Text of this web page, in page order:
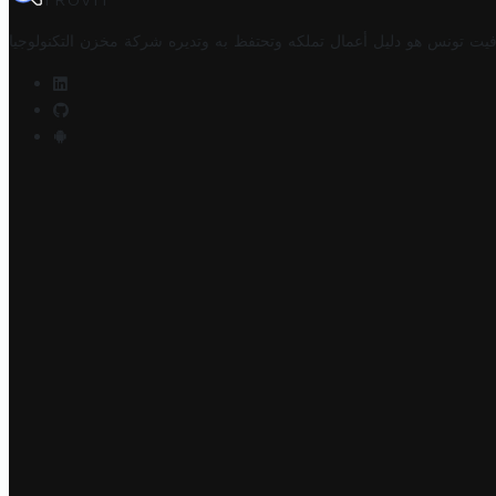
تونس هو دليل أعمال تملكه وتحتفظ به وتديره شركة مخزن التكنولوجيا